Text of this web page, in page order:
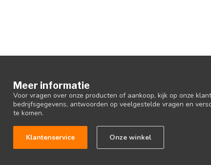
Meer informatie
Voor vragen over onze producten of aankoop, kijk op onze
bedrijfsgegevens, antwoorden op veelgestelde vragen en
te komen.
Klantenservice Onze winkel